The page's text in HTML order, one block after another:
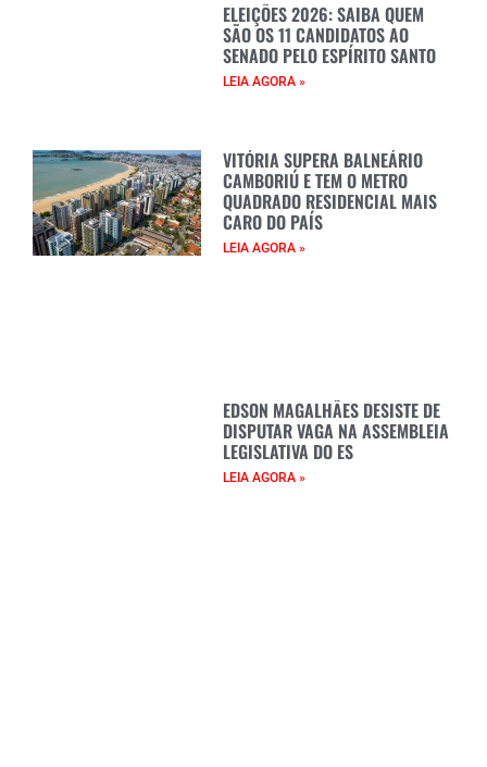
ELEIÇÕES 2026: SAIBA QUEM
SÃO OS 11 CANDIDATOS AO
SENADO PELO ESPÍRITO SANTO
LEIA AGORA »
VITÓRIA SUPERA BALNEÁRIO
CAMBORIÚ E TEM O METRO
QUADRADO RESIDENCIAL MAIS
CARO DO PAÍS
LEIA AGORA »
EDSON MAGALHÃES DESISTE DE
DISPUTAR VAGA NA ASSEMBLEIA
LEGISLATIVA DO ES
LEIA AGORA »